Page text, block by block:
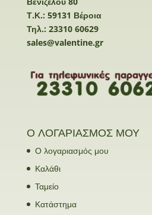
Τ.Κ.: 59131 Βέροια
Τηλ.: 23310 60629
sales@valentine.gr
Ο ΛΟΓΑΡΙΑΣΜΟΣ ΜΟΥ
Ο λογαριασμός μου
Καλάθι
Ταμείο
Κατάστημα